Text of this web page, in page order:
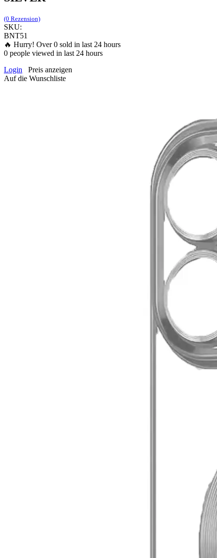
(0 Rezension)
SKU:
BNT51
🔥 Hurry! Over0 sold in last 24 hours
0 people viewed in last 24 hours
Login
Preis anzeigen
Auf die Wunschliste